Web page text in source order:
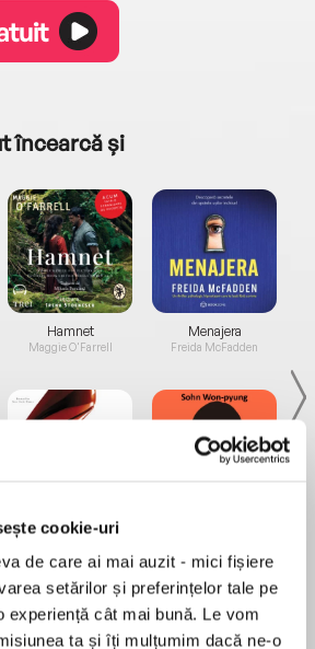
cookie-uri
de care ai mai auzit - mici fișiere
setărilor și preferințelor tale pe
experiență cât mai bună. Le vom
ta și îți mulțumim dacă ne-o
încearcă și
Hamnet
Maggie O'Farrell
Diavolul se îmbracă de
Menajera
Freida McFadden